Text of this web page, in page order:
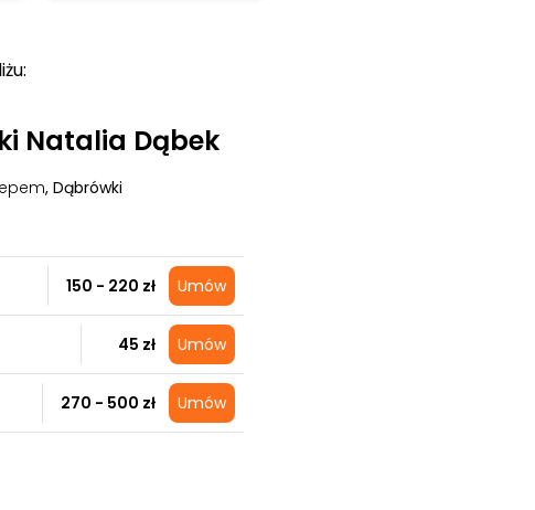
Natalia Dąbek
, Dąbrówki
150 - 220 zł Umów
45 zł Umów
270 - 500 zł Umów